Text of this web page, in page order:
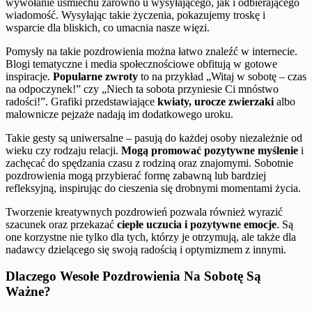
wiadomość. Wysyłając takie życzenia, pokazujemy troskę i
wsparcie dla bliskich, co umacnia nasze więzi.
Pomysły na takie pozdrowienia można łatwo znaleźć w internecie.
Blogi tematyczne i media społecznościowe obfitują w gotowe
inspiracje. Popularne zwroty to na przykład „Witaj w sobotę – czas
na odpoczynek!” czy „Niech ta sobota przyniesie Ci mnóstwo
radości!”. Grafiki przedstawiające kwiaty, urocze zwierzaki albo
malownicze pejzaże nadają im dodatkowego uroku.
Takie gesty są uniwersalne – pasują do każdej osoby niezależnie od
wieku czy rodzaju relacji. Mogą promować pozytywne myślenie i
zachęcać do spędzania czasu z rodziną oraz znajomymi. Sobotnie
pozdrowienia mogą przybierać formę zabawną lub bardziej
refleksyjną, inspirując do cieszenia się drobnymi momentami życia.
Tworzenie kreatywnych pozdrowień pozwala również wyrazić
szacunek oraz przekazać ciepłe uczucia i pozytywne emocje. Są
one korzystne nie tylko dla tych, którzy je otrzymują, ale także dla
nadawcy dzielącego się swoją radością i optymizmem z innymi.
Dlaczego Wesołe Pozdrowienia Na Sobotę Są
Ważne?